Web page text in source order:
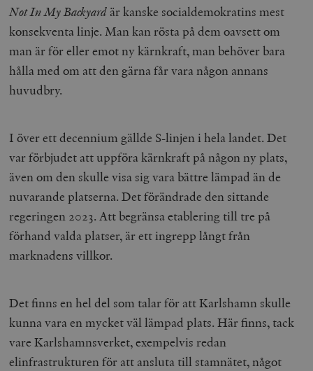
Not In My Backyard är kanske socialdemokratins mest
konsekventa linje. Man kan rösta på dem oavsett om
man är för eller emot ny kärnkraft, man behöver bara
hålla med om att den gärna får vara någon annans
huvudbry.
I över ett decennium gällde S-linjen i hela landet. Det
var förbjudet att uppföra kärnkraft på någon ny plats,
även om den skulle visa sig vara bättre lämpad än de
nuvarande platserna. Det förändrade den sittande
regeringen 2023. Att begränsa etablering till tre på
förhand valda platser, är ett ingrepp långt från
marknadens villkor.
Det finns en hel del som talar för att Karlshamn skulle
kunna vara en mycket väl lämpad plats. Här finns, tack
vare Karlshamnsverket, exempelvis redan
elinfrastrukturen för att ansluta till stamnätet, något